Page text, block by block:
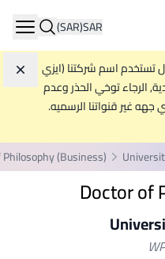
SAR
(SAR)
تستخدم اسم شركتنا (ايزي
الرجاء توخي الحذر وعدم
غير قنواتنا الرسميه.
(Business)
Doctor of